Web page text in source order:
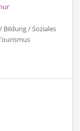
/ Soziales